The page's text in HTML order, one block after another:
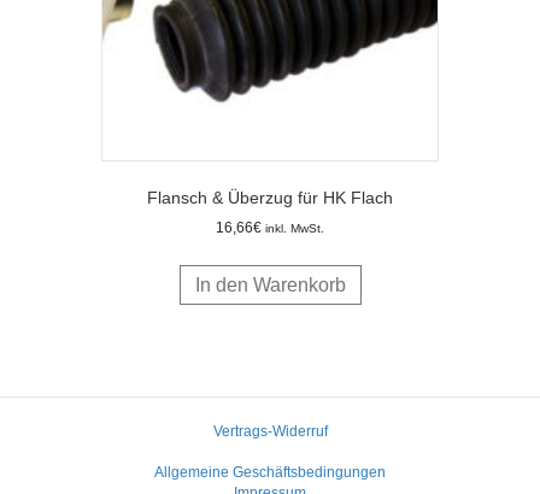
Flansch & Überzug für HK Flach
16,66€ inkl. MwSt.
In den Warenkorb
Vertrags-Widerruf
Allgemeine Geschäftsbedingungen